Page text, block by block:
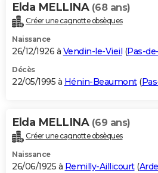
Elda MELLINA (68 ans)
Créer une cagnotte obsèques
Naissance
26/12/1926 à Vendin-le-Vieil (Pas-
Décès
22/05/1995 à Hénin-Beaumont(
Elda MELLINA (69 ans)
Créer une cagnotte obsèques
Naissance
26/06/1925 à Remilly-Aillicourt(